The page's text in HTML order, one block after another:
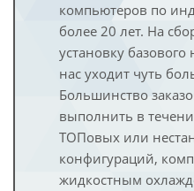
компьютеров по
более 20 лет. На
установку
нас уходит чуть
Большинство
выполнить в
ТОПовых или
конфигураций,
жидкостным